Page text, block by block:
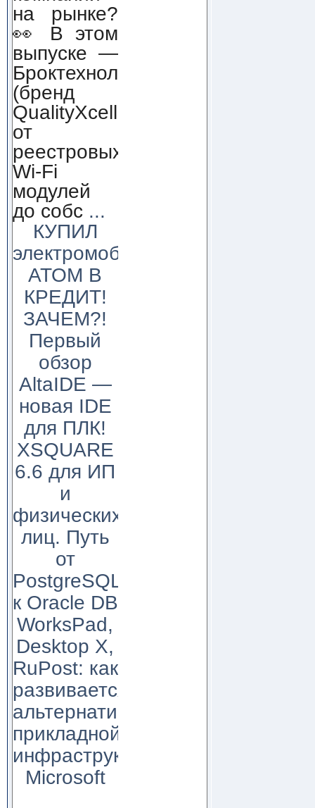
на рынке?
👀 В этом
выпуске —
Броктехнолоджи
(бренд
QualityXcellence):
от
реестровых
Wi-Fi
модулей
до собс ...
КУПИЛ
электромобиль
АТОМ В
КРЕДИТ!
ЗАЧЕМ?!
Первый
обзор
AltaIDE —
новая IDE
для ПЛК!
XSQUARE
6.6 для ИП
и
физических
лиц. Путь
от
PostgreSQL
к Oracle DB
WorksPad,
Desktop X,
RuPost: как
развивается
альтернатива
прикладной
инфраструктуре
Microsoft